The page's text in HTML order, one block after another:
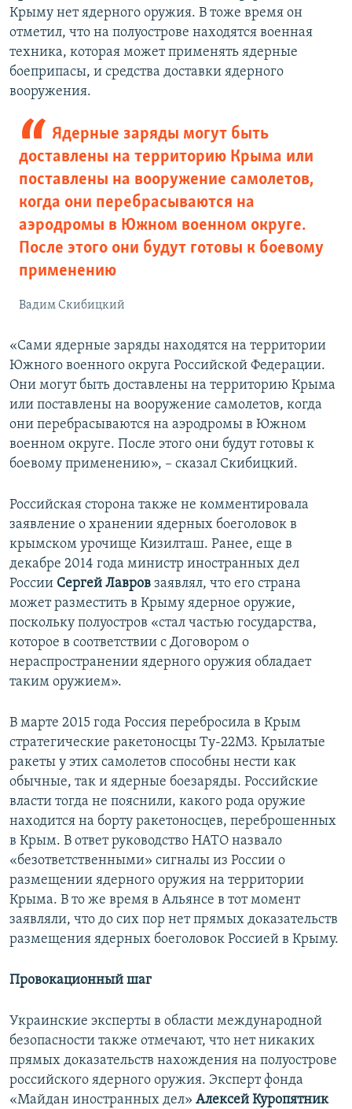
Крыму нет ядерного оружия. В тоже время он
отметил, что на полуострове находятся военная
техника, которая может применять ядерные
боеприпасы, и средства доставки ядерного
вооружения.
Ядерные заряды могут быть
доставлены на территорию Крыма или
поставлены на вооружение самолетов,
когда они перебрасываются на
аэродромы в Южном военном округе.
После этого они будут готовы к боевому
применению
Вадим Скибицкий
«Сами ядерные заряды находятся на территории
Южного военного округа Российской Федерации.
Они могут быть доставлены на территорию Крыма
или поставлены на вооружение самолетов, когда
они перебрасываются на аэродромы в Южном
военном округе. После этого они будут готовы к
боевому применению», – сказал Скибицкий.
Российская сторона также не комментировала
заявление о хранении ядерных боеголовок в
крымском урочище Кизилташ. Ранее, еще в
декабре 2014 года министр иностранных дел
России Сергей Лавров заявлял, что его страна
может разместить в Крыму ядерное оружие,
поскольку полуостров «стал частью государства,
которое в соответствии с Договором о
нераспространении ядерного оружия обладает
таким оружием».
В марте 2015 года Россия перебросила в Крым
стратегические ракетоносцы Ту-22М3. Крылатые
ракеты у этих самолетов способны нести как
обычные, так и ядерные боезаряды. Российские
власти тогда не пояснили, какого рода оружие
находится на борту ракетоносцев, переброшенных
в Крым. В ответ руководство НАТО назвало
«безответственными» сигналы из России о
размещении ядерного оружия на территории
Крыма. В то же время в Альянсе в тот момент
заявляли, что до сих пор нет прямых доказательств
размещения ядерных боеголовок Россией в Крыму.
Провокационный шаг
Украинские эксперты в области международной
безопасности также отмечают, что нет никаких
прямых доказательств нахождения на полуострове
российского ядерного оружия. Эксперт фонда
«Майдан иностранных дел» Алексей Куропятник